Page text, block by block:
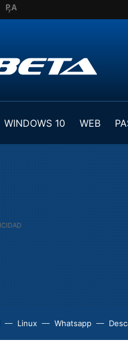
WINDOWS 10 WEB
Linux Whatsapp